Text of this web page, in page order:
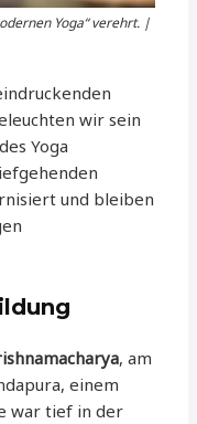
Yoga“ verehrt. |
wir sein
Yoga
und bleiben
, am
einem
war tief in der